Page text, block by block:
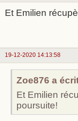
Et Emilien
19-12-2020 14:13:58
Zoe876 a
Et Emilien
poursuite!